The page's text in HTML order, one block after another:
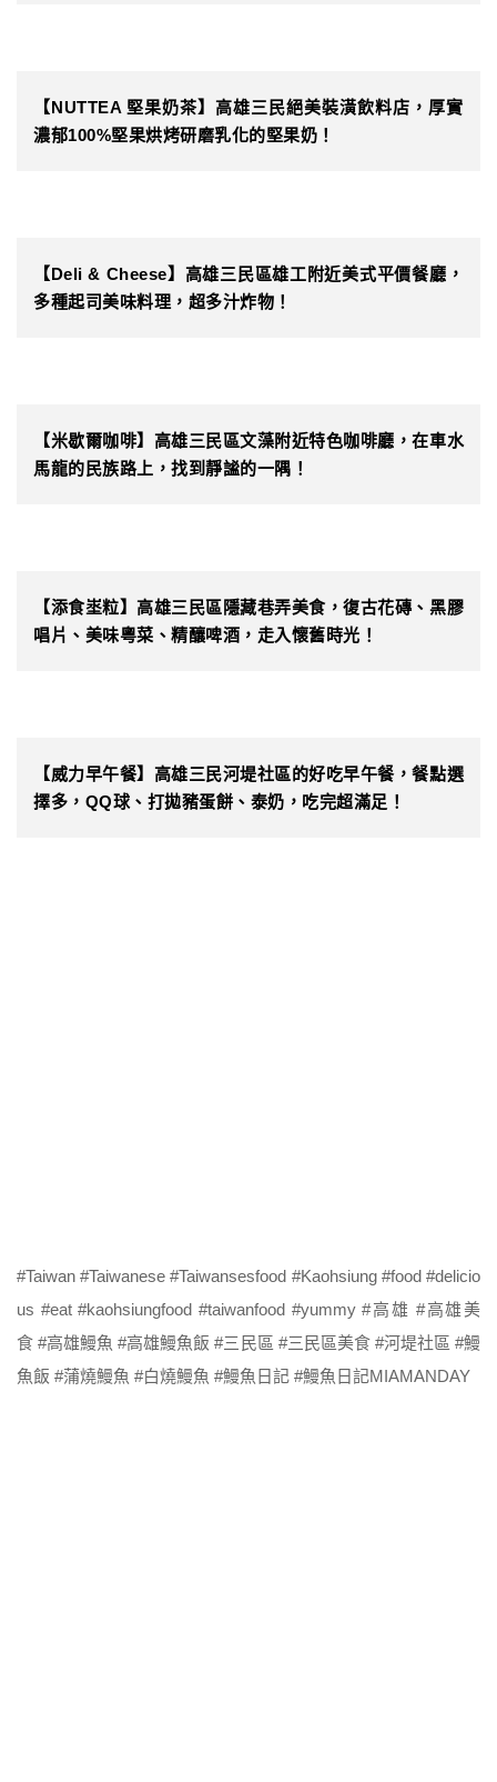
【NUTTEA 堅果奶茶】高雄三民絕美裝潢飲料店，厚實
濃郁100%堅果烘烤研磨乳化的堅果奶！
【Deli & Cheese】高雄三民區雄工附近美式平價餐廳，
多種起司美味料理，超多汁炸物！
【米歇爾咖啡】高雄三民區文藻附近特色咖啡廳，在車水
馬龍的民族路上，找到靜謐的一隅！
【添食埊粒】高雄三民區隱藏巷弄美食，復古花磚、黑膠
唱片、美味粵菜、精釀啤酒，走入懷舊時光！
【威力早午餐】高雄三民河堤社區的好吃早午餐，餐點選
擇多，QQ球、打拋豬蛋餅、泰奶，吃完超滿足！
#Taiwan #Taiwanese #Taiwansesfood #Kaohsiung #food #delicio
us #eat #kaohsiungfood #taiwanfood #yummy #高雄 #高雄美
食 #高雄鰻魚 #高雄鰻魚飯 #三民區 #三民區美食 #河堤社區 #鰻
魚飯 #蒲燒鰻魚 #白燒鰻魚 #鰻魚日記 #鰻魚日記MIAMANDAY